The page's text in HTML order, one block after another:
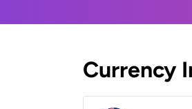
Currency